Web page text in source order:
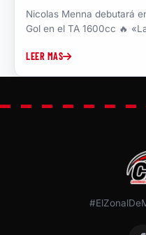
Nicolas Menna debutará
Gol en el TA 1600cc 🔥
LEER MAS